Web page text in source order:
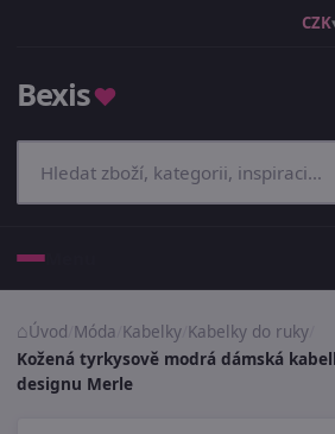
CZK
Bexis♥
Úvod Móda Kabelky Kabelky do ruky
Kožená tyrkysově modrá dámská
designu Merle